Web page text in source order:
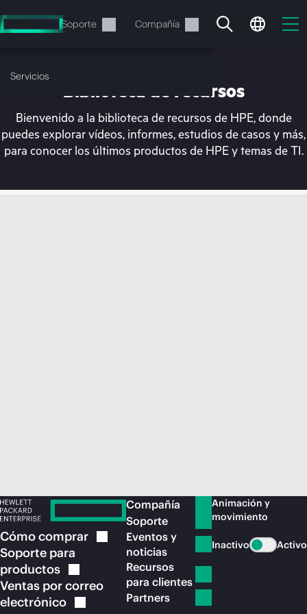
al
contenido
Soporte Compañía
Servicios
En estos momentos, tu
Biblioteca de recursos
Bienvenido a la biblioteca de recursos de HPE, donde
puedes explorar vídeos, informes, estudios de casos y más,
para conocer los últimos productos de HPE y temas de TI.
Cómocomprar
Soporte para
productos
Ventas por correo
electrónico
Compañía
Soporte
Eventos y
noticias
Recursos
para clientes
Partners
Animación y
movimiento
Inactivo Activo